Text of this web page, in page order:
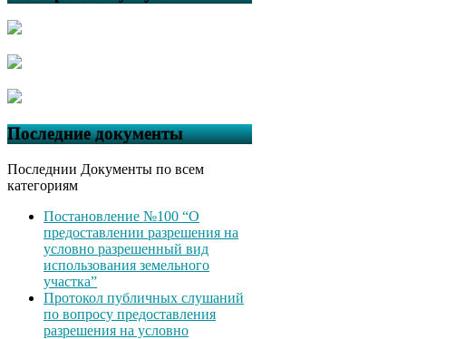
Последние документы
Последнии Документы по всем
категориям
Постановление №100 “О
предоставлении разрешения на
условно разрешенный вид
использования земельного
участка”
Протокол публичных слушаний
по вопросу предоставления
разрешения на условно